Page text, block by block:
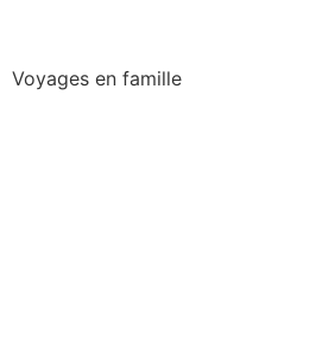
Voyages en famille